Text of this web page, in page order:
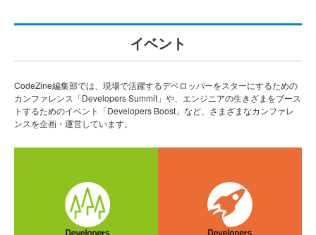
イベント
CodeZine編集部では、現場で活躍するデベロッパーをスターにするための
カンファレンス「Developers Summit」や、エンジニアの生きざまをブース
トするためのイベント「Developers Boost」など、さまざまなカンファレ
ンスを企画・運営しています。